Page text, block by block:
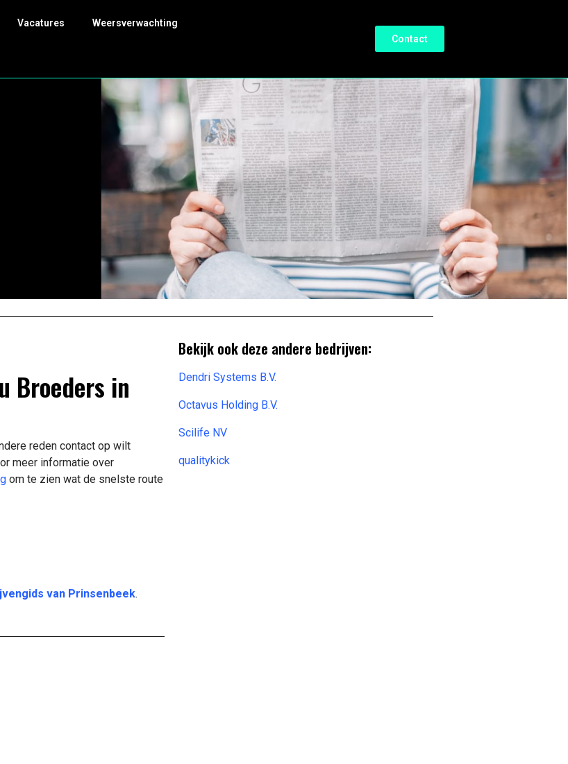
Vacatures Weersverwachting
Contact
Broeders in
reden contact op wilt
meer informatie over
om te zien wat de snelste route
van Prinsenbeek.
Bekijk ook deze andere bedrijven:
Dendri Systems B.V.
Octavus Holding B.V.
Scilife NV
qualitykick